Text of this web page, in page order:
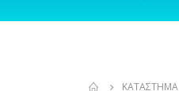
ΚΑΤΆΣΤΗΜΑ